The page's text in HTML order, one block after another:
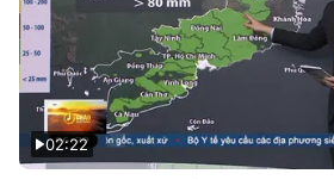
02:22